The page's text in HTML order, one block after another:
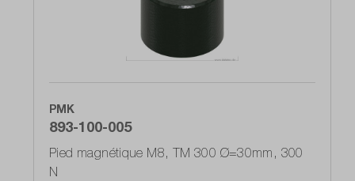
PMK
893-100-005
Pied magnétique M8, TM 300 Ø=30mm, 300
N